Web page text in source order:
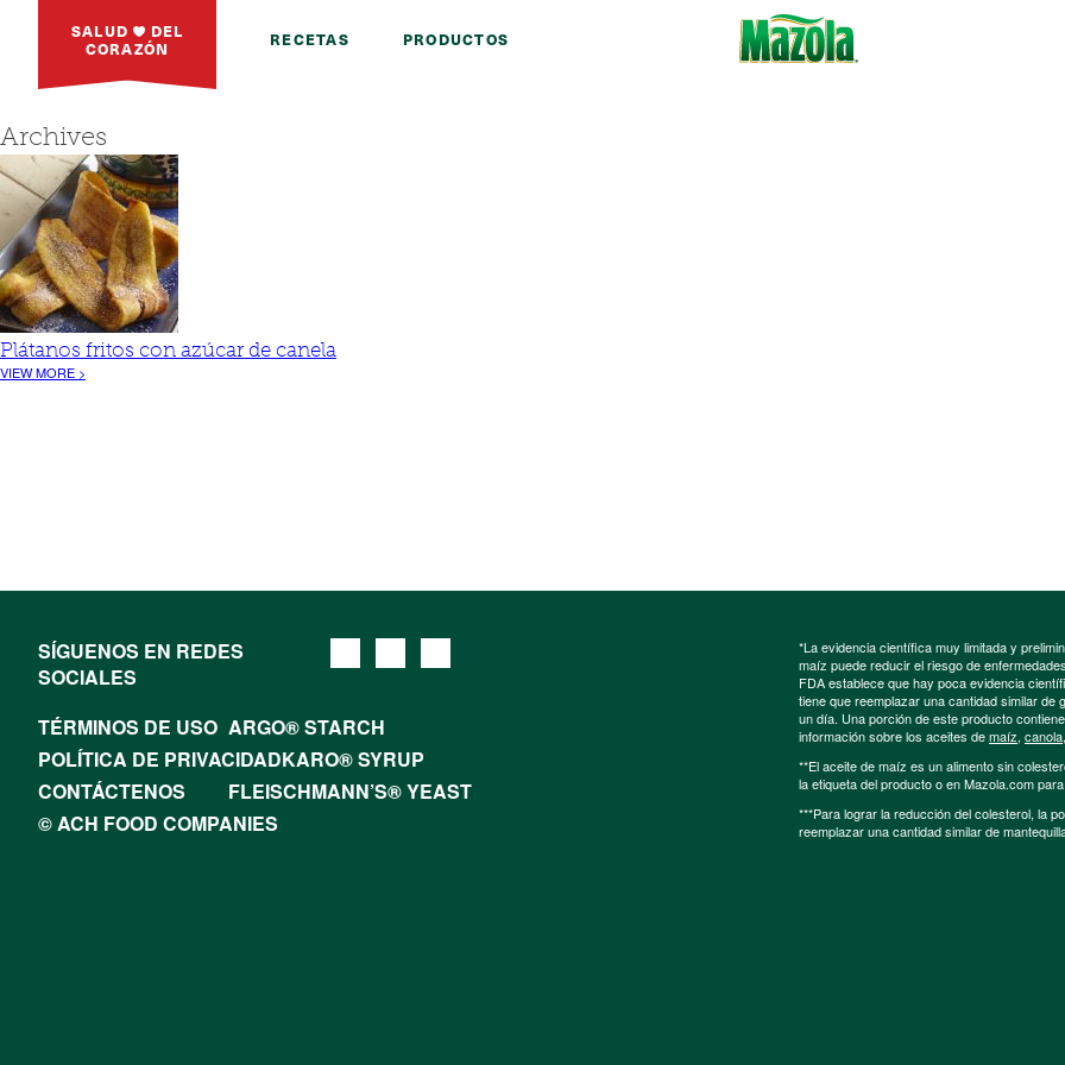
SALUD DEL
CORAZÓN RECETAS PRODUCTOS
Archives
Plátanos fritos con azúcar de canela
VIEW MORE >
SÍGUENOS EN REDES
SOCIALES
TÉRMINOS DE USO ARGO® STARCH
POLÍTICA DE PRIVACIDADKARO® SYRUP
CONTÁCTENOS
FLEISCHMANN’S® YEAST
© ACH FOOD COMPANIES
*La evidencia científica muy limitada y
maíz puede reducir el riesgo de
FDA establece que hay poca evidencia
tiene que reemplazar una cantidad similar
un día. Una porción de este producto
información sobre los aceites demaíz, canola,
**El aceite de maíz es un alimento sin
la etiqueta del producto o en Mazola.com
***Para lograr la reducción del colesterol, la
reemplazar una cantidad similar de